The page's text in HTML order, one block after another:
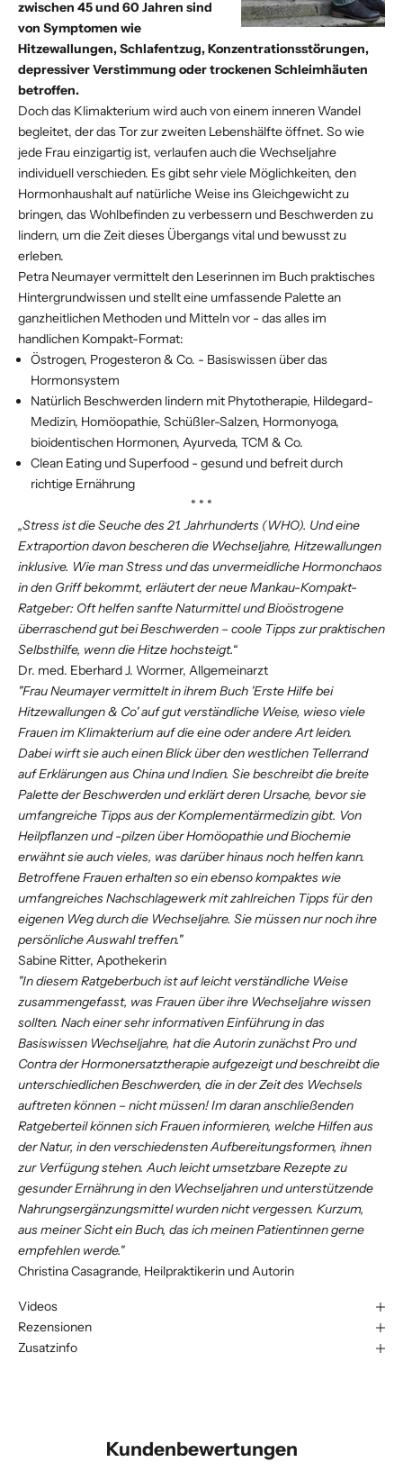
zwischen 45 und 60 Jahren sind
von Symptomen wie
Hitzewallungen, Schlafentzug, Konzentrationsstörungen,
depressiver Verstimmung oder trockenen Schleimhäuten
betroffen.
Doch das Klimakterium wird auch von einem inneren Wandel
begleitet, der das Tor zur zweiten Lebenshälfte öffnet. So wie
jede Frau einzigartig ist, verlaufen auch die Wechseljahre
individuell verschieden. Es gibt sehr viele Möglichkeiten, den
Hormonhaushalt auf natürliche Weise ins Gleichgewicht zu
bringen, das Wohlbefinden zu verbessern und Beschwerden zu
lindern, um die Zeit dieses Übergangs vital und bewusst zu
erleben.
Petra Neumayer vermittelt den Leserinnen im Buch praktisches
Hintergrundwissen und stellt eine umfassende Palette an
ganzheitlichen Methoden und Mitteln vor - das alles im
handlichen Kompakt-Format:
Östrogen, Progesteron & Co. - Basiswissen über das
Hormonsystem
Natürlich Beschwerden lindern mit Phytotherapie, Hildegard-
Medizin, Homöopathie, Schüßler-Salzen, Hormonyoga,
bioidentischen Hormonen, Ayurveda, TCM & Co.
Clean Eating und Superfood - gesund und befreit durch
richtige Ernährung
* * *
„Stress ist die Seuche des 21. Jahrhunderts (WHO). Und eine
Extraportion davon bescheren die Wechseljahre, Hitzewallungen
inklusive. Wie man Stress und das unvermeidliche Hormonchaos
in den Griff bekommt, erläutert der neue Mankau-Kompakt-
Ratgeber: Oft helfen sanfte Naturmittel und Bioöstrogene
überraschend gut bei Beschwerden – coole Tipps zur praktischen
Selbsthilfe, wenn die Hitze hochsteigt.“
Dr. med. Eberhard J. Wormer, Allgemeinarzt
"Frau Neumayer vermittelt in ihrem Buch 'Erste Hilfe bei
Hitzewallungen & Co' auf gut verständliche Weise, wieso viele
Frauen im Klimakterium auf die eine oder andere Art leiden.
Dabei wirft sie auch einen Blick über den westlichen Tellerrand
auf Erklärungen aus China und Indien. Sie beschreibt die breite
Palette der Beschwerden und erklärt deren Ursache, bevor sie
umfangreiche Tipps aus der Komplementärmedizin gibt. Von
Heilpflanzen und -pilzen über Homöopathie und Biochemie
erwähnt sie auch vieles, was darüber hinaus noch helfen kann.
Betroffene Frauen erhalten so ein ebenso kompaktes wie
umfangreiches Nachschlagewerk mit zahlreichen Tipps für den
eigenen Weg durch die Wechseljahre. Sie müssen nur noch ihre
persönliche Auswahl treffen."
Sabine Ritter, Apothekerin
"In diesem Ratgeberbuch ist auf leicht verständliche Weise
zusammengefasst, was Frauen über ihre Wechseljahre wissen
sollten. Nach einer sehr informativen Einführung in das
Basiswissen Wechseljahre, hat die Autorin zunächst Pro und
Contra der Hormonersatztherapie aufgezeigt und beschreibt die
unterschiedlichen Beschwerden, die in der Zeit des Wechsels
auftreten können – nicht müssen! Im daran anschließenden
Ratgeberteil können sich Frauen informieren, welche Hilfen aus
der Natur, in den verschiedensten Aufbereitungsformen, ihnen
zur Verfügung stehen. Auch leicht umsetzbare Rezepte zu
gesunder Ernährung in den Wechseljahren und unterstützende
Nahrungsergänzungsmittel wurden nicht vergessen. Kurzum,
aus meiner Sicht ein Buch, das ich meinen Patientinnen gerne
empfehlen werde."
Christina Casagrande, Heilpraktikerin und Autorin
Videos
Rezensionen
Zusatzinfo
Kundenbewertungen